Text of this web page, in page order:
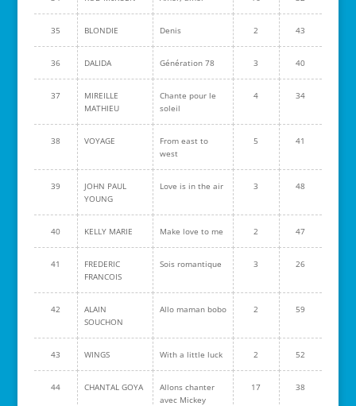
35 BLONDIE Denis 2 43
36 DALIDA Génération 78 3 40
37
MIREILLE
MATHIEU
Chante pour le
soleil
4 34
38 VOYAGE
From east to
west
5 41
39
JOHN PAUL
YOUNG
Love is in the air 3 48
40 KELLY MARIE Make love to me 2 47
41
FREDERIC
FRANCOIS
Sois romantique 3 26
42
ALAIN
SOUCHON
Allo maman bobo 2 59
43 WINGS With a little luck 2 52
44 CHANTAL GOYA
Allons chanter
avec Mickey
17 38